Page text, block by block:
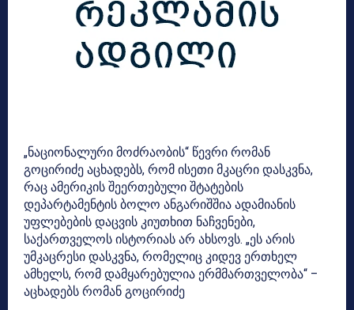
„ნაციონალური მოძრაობის“ წევრი რომან
გოცირიძე აცხადებს, რომ ისეთი მკაცრი დასკვნა,
რაც ამერიკის შეერთებული შტატების
დეპარტამენტის ბოლო ანგარიშშია ადამიანის
უფლებების დაცვის კიუთხით ნაჩვენები,
საქართველოს ისტორიას არ ახსოვს. „ეს არის
უმკაცრესი დასკვნა, რომელიც კიდევ ერთხელ
ამხელს, რომ დამყარებულია ერმმართველობა“ –
აცხადებს რომან გოცირიძე